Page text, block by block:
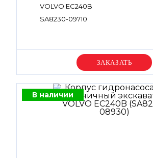
VOLVO EC240B
SA8230-09710
Уточняйте цену
В наличии